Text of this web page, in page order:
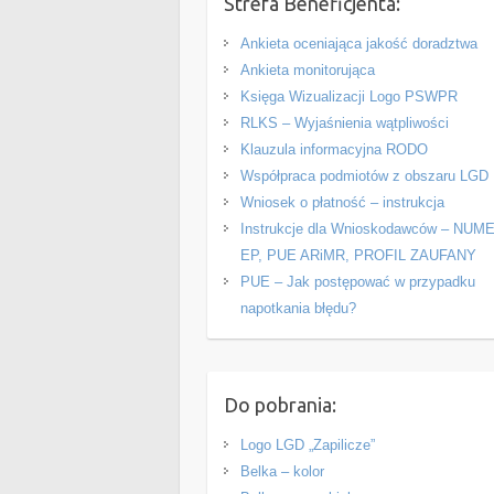
Ankieta oceniająca jakość doradztwa
Ankieta monitorująca
Księga Wizualizacji Logo PSWPR
RLKS – Wyjaśnienia wątpliwości
Klauzula informacyjna RODO
Współpraca podmiotów z obszaru LGD
Wniosek o płatność – instrukcja
Instrukcje dla Wnioskodawców –
EP, PUE ARiMR, PROFIL ZAUFANY
PUE – Jak postępować w przypadku
napotkania błędu?
Do pobrania:
Logo LGD „Zapilicze”
Belka – kolor